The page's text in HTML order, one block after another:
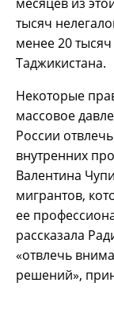
тысяч
менее 20
Таджикистана.
Некоторые
массовое
России
внутренних
Валентина
мигрантов,
ее
рассказала
«отвлечь
решений»,